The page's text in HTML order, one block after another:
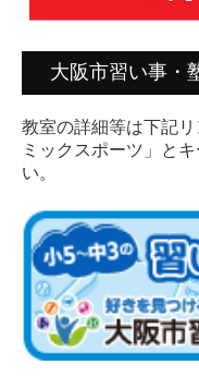
大阪市習い事・
教室の詳細等は下記
ミックスポーツ」と
い。